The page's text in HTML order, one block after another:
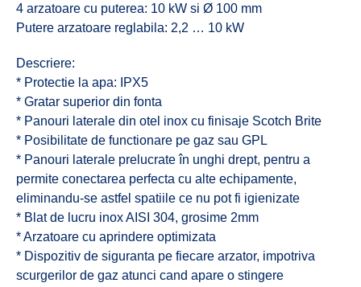
4 arzatoare cu puterea: 10 kW si Ø 100 mm
Putere arzatoare reglabila: 2,2 … 10 kW
Descriere:
* Protectie la apa: IPX5
* Gratar superior din fonta
* Panouri laterale din otel inox cu finisaje Scotch Brite
* Posibilitate de functionare pe gaz sau GPL
* Panouri laterale prelucrate în unghi drept, pentru a
permite conectarea perfecta cu alte echipamente,
eliminandu-se astfel spatiile ce nu pot fi igienizate
* Blat de lucru inox AISI 304, grosime 2mm
* Arzatoare cu aprindere optimizata
* Dispozitiv de siguranta pe fiecare arzator, impotriva
scurgerilor de gaz atunci cand apare o stingere